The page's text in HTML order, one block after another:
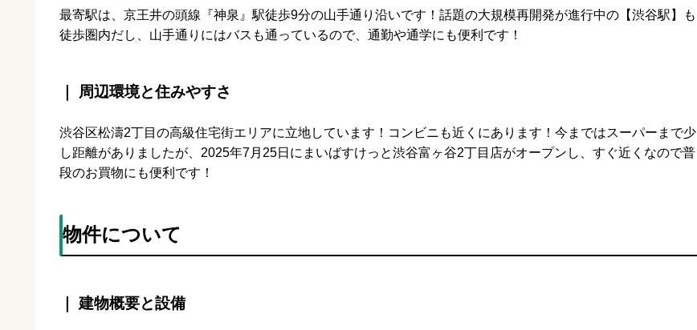
最寄駅は、京王井の頭線『神泉』駅徒歩9分の山手通り沿いです！話題の大規模再開発が進行中の【渋谷駅】も
徒歩圏内だし、山手通りにはバスも通っているので、通勤や通学にも便利です！
｜ 周辺環境と住みやすさ
渋谷区松濤2丁目の高級住宅街エリアに立地しています！コンビニも近くにあります！今まではスーパーまで少
し距離がありましたが、2025年7月25日にまいばすけっと渋谷富ヶ谷2丁目店がオープンし、すぐ近くなので普
段のお買物にも便利です！
物件について
｜ 建物概要と設備